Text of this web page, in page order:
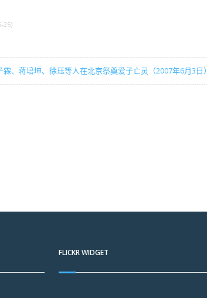
25)
霖、蒋培坤、徐珏等人在北京祭奠爱子亡灵（2007年6月3日）
FLICKR WIDGET